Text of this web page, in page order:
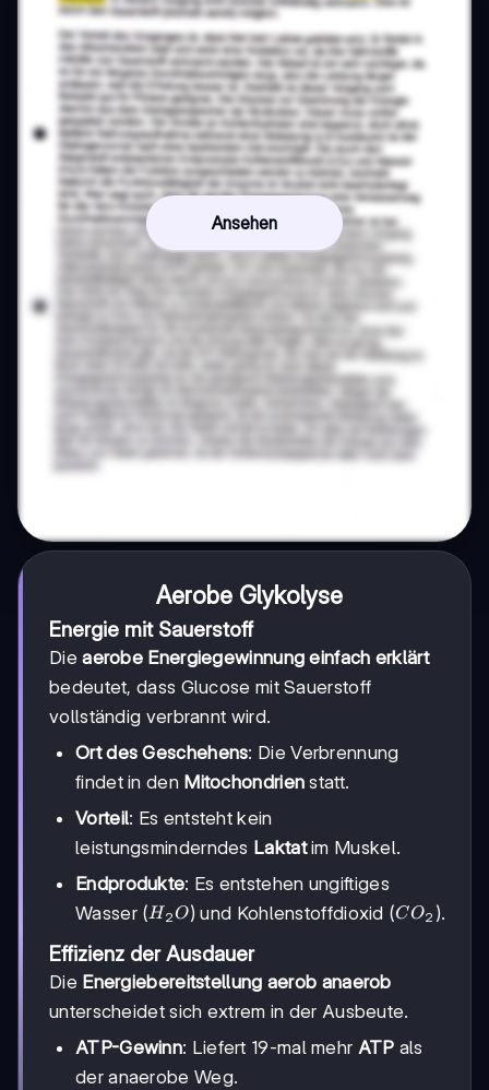
Ansehen
Aerobe Glykolyse
Energie mit Sauerstoff
Dieaerobe Energiegewinnung einfach erklärt
bedeutet, dass Glucose mit Sauerstoff
vollständig verbrannt wird.
Ort des Geschehens: Die Verbrennung
findet in den Mitochondrien statt.
Vorteil: Es entsteht kein
leistungsminderndes Laktatim Muskel.
Endprodukte: Es entstehen ungiftiges
Wasser (H_2O
H 2O) und Kohlenstoffdioxid (CO_2
CO2 ).
Effizienz der Ausdauer
Die Energiebereitstellung aerob anaerob
unterscheidet sich extrem in der Ausbeute.
ATP-Gewinn: Liefert 19-mal mehr ATP als
der anaerobe Weg.